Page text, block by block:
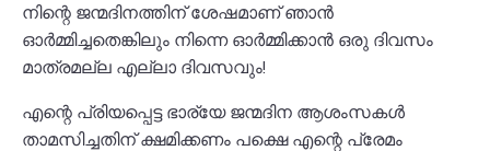
നിന്റെ ജന്മദിനത്തിന് ശേഷമാണ് ഞാൻ
ഓർമ്മിച്ചതെങ്കിലും നിന്നെ ഓർമ്മിക്കാൻ ഒരു ദിവസം
മാത്രമല്ല എല്ലാ ദിവസവും!
എന്റെ പ്രിയപ്പെട്ട ഭാര്യേ ജന്മദിന ആശംസകൾ
താമസിച്ചതിന് ക്ഷമിക്കണം പക്ഷെ എന്റെ പ്രേമം